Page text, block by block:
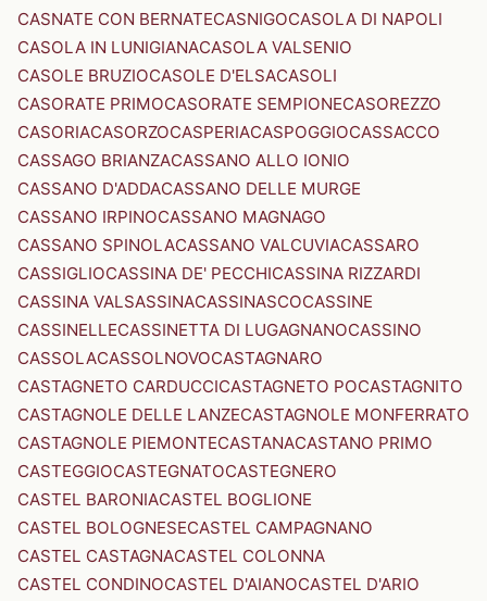
CASNATE CON BERNATECASNIGOCASOLA DI NAPOLI
CASOLA IN LUNIGIANACASOLA VALSENIO
CASOLE BRUZIOCASOLE D'ELSACASOLI
CASORATE PRIMOCASORATE SEMPIONECASOREZZO
CASORIACASORZOCASPERIACASPOGGIOCASSACCO
CASSAGO BRIANZACASSANO ALLO IONIO
CASSANO D'ADDACASSANO DELLE MURGE
CASSANO IRPINOCASSANO MAGNAGO
CASSANO SPINOLACASSANO VALCUVIACASSARO
CASSIGLIOCASSINA DE' PECCHICASSINA RIZZARDI
CASSINA VALSASSINACASSINASCOCASSINE
CASSINELLECASSINETTA DI LUGAGNANOCASSINO
CASSOLACASSOLNOVOCASTAGNARO
CASTAGNETO CARDUCCICASTAGNETO POCASTAGNITO
CASTAGNOLE DELLE LANZECASTAGNOLE MONFERRATO
CASTAGNOLE PIEMONTECASTANACASTANO PRIMO
CASTEGGIOCASTEGNATOCASTEGNERO
CASTEL BARONIACASTEL BOGLIONE
CASTEL BOLOGNESECASTEL CAMPAGNANO
CASTEL CASTAGNACASTEL COLONNA
CASTEL CONDINOCASTEL D'AIANOCASTEL D'ARIO